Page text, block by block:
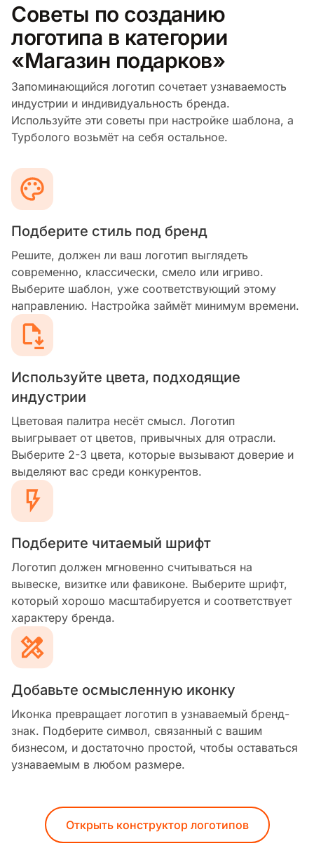
Советы по созданию
логотипа в категории
«Магазин подарков»
Запоминающийся логотип сочетает узнаваемость
индустрии и индивидуальность бренда.
Используйте эти советы при настройке шаблона, а
Турболого возьмёт на себя остальное.
Подберите стиль под бренд
Решите, должен ли ваш логотип выглядеть
современно, классически, смело или игриво.
Выберите шаблон, уже соответствующий этому
направлению. Настройка займёт минимум времени.
Используйте цвета, подходящие
индустрии
Цветовая палитра несёт смысл. Логотип
выигрывает от цветов, привычных для отрасли.
Выберите 2-3 цвета, которые вызывают доверие и
выделяют вас среди конкурентов.
Подберите читаемый шрифт
Логотип должен мгновенно считываться на
вывеске, визитке или фавиконе. Выберите шрифт,
который хорошо масштабируется и соответствует
характеру бренда.
Добавьте осмысленную иконку
Иконка превращает логотип в узнаваемый бренд-
знак. Подберите символ, связанный с вашим
бизнесом, и достаточно простой, чтобы оставаться
узнаваемым в любом размере.
Открыть конструктор логотипов